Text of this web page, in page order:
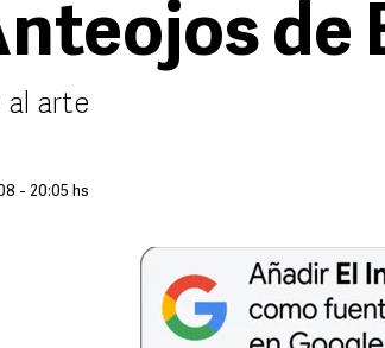
de
al arte
- 20:05 hs